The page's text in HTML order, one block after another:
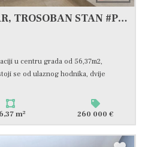
ISTRA, PULA, CENTAR, TROSOBAN STAN #PRODAJA
u centru grada od 56,37m2,
se od ulaznog hodnika, dvije
m2 260 000 €